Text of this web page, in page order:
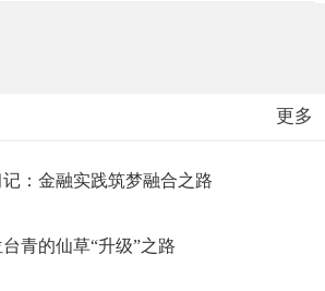
更多
：金融实践筑梦融合之路
青的仙草“升级”之路